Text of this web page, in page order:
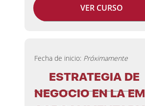
VER CURSO
Fecha de inicio: Próximamente
ESTRATEGIA DE
NEGOCIO EN LA